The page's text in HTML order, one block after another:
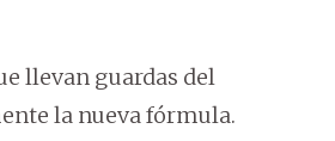
llevan guardas del
la nueva fórmula.